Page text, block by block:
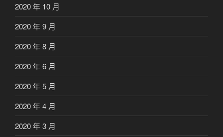
2020 年 10 月
2020 年 9 月
2020 年 8 月
2020 年 6 月
2020 年 5 月
2020 年 4 月
2020 年 3 月